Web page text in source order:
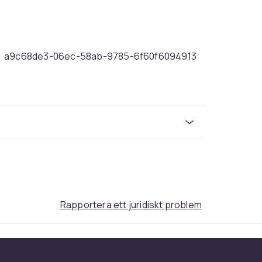
a9c68de3-06ec-58ab-9785-6f60f6094913
Rapportera ett juridiskt problem